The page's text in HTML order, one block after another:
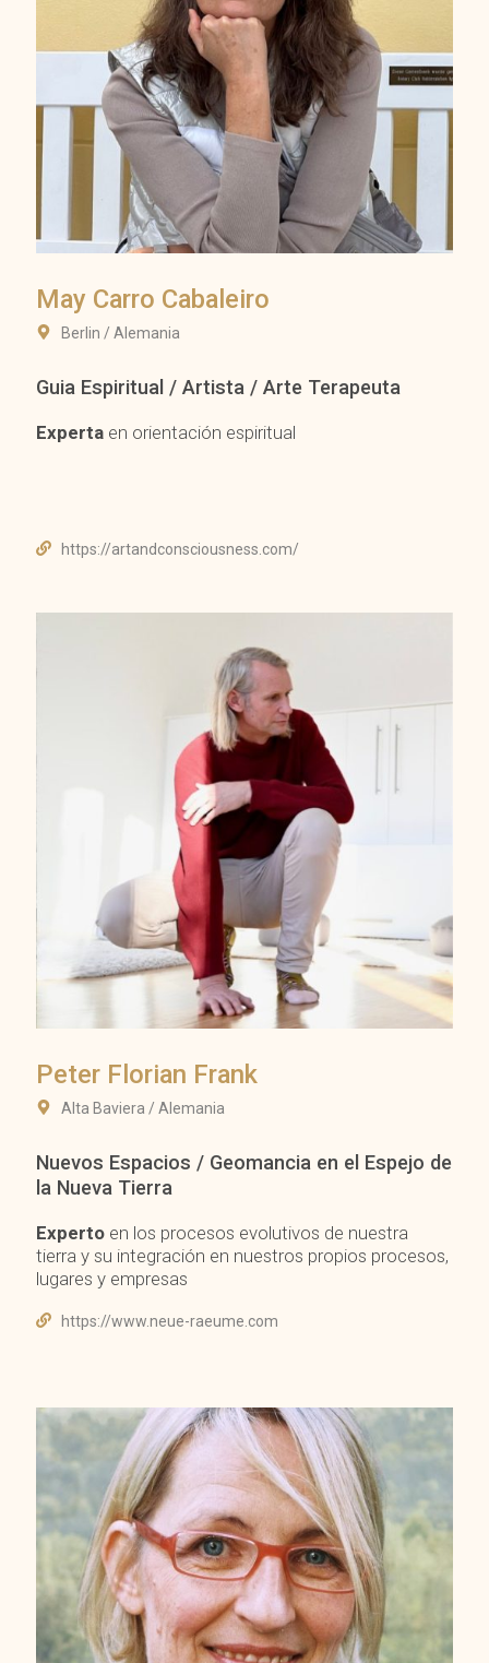
May Carro Cabaleiro
Berlin / Alemania
Guia Espiritual / Artista / Arte Terapeuta
Experta en orientación espiritual
https://artandconsciousness.com/
Peter Florian Frank
Alta Baviera / Alemania
Nuevos Espacios / Geomancia en el Espejo de
la Nueva Tierra
Experto en los procesos evolutivos de nuestra
tierra y su integración en nuestros propios procesos,
lugares y empresas
https://www.neue-raeume.com